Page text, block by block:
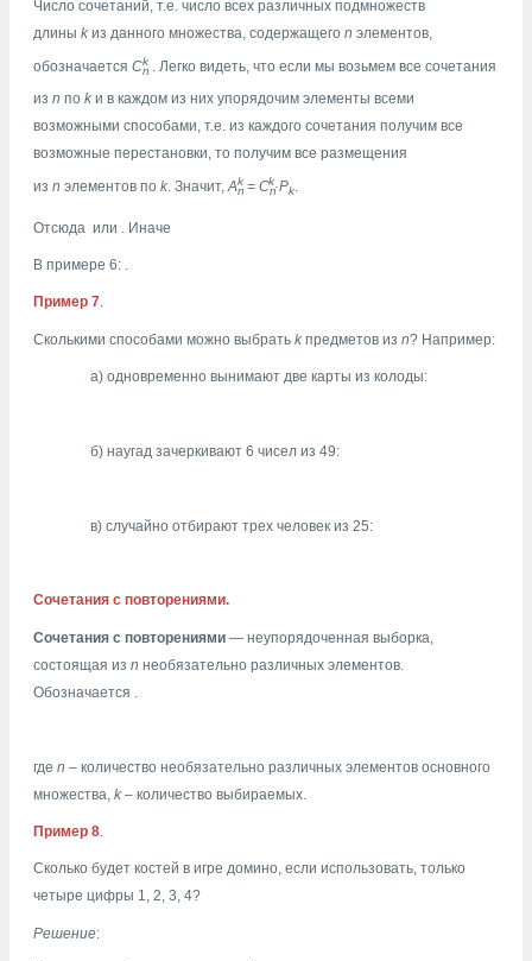
Число сочетаний, т.е. число всех различных подмножеств
длины k из данного множества, содержащего n элементов,
обозначается Сn
k. Легко видеть, что если мы возьмем все сочетания
из n по k и в каждом из них упорядочим элементы всеми
возможными способами, т.е. из каждого сочетания получим все
возможные перестановки, то получим все размещения
из n элементов по k . Значит, An
k= Сn
k·Pk
Отсюда или . Иначе
В примере 6: .
Пример 7.
Сколькими способами можно выбрать k предметов из n? Например:
а) одновременно вынимают две карты из колоды:
б) наугад зачеркивают 6 чисел из 49:
в) случайно отбирают трех человек из 25:
Сочетания с повторениями.
Сочетания с повторениями — неупорядоченная выборка,
состоящая из n необязательно различных элементов.
Обозначается .
где n – количество необязательно различных элементов основного
множества, k – количество выбираемых.
Пример 8.
Сколько будет костей в игре домино, если использовать, только
четыре цифры 1, 2, 3, 4?
Решение: